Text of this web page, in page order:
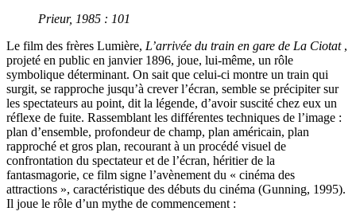
Prieur, 1985 : 101
Le film des frères Lumière, L’arrivée du train en gare de La Ciotat,
projeté en public en janvier 1896, joue, lui-même, un rôle
symbolique déterminant. On sait que celui-ci montre un train qui
surgit, se rapproche jusqu’à crever l’écran, semble se précipiter sur
les spectateurs au point, dit la légende, d’avoir suscité chez eux un
réflexe de fuite. Rassemblant les différentes techniques de l’image :
plan d’ensemble, profondeur de champ, plan américain, plan
rapproché et gros plan, recourant à un procédé visuel de
confrontation du spectateur et de l’écran, héritier de la
fantasmagorie, ce film signe l’avènement du « cinéma des
attractions », caractéristique des débuts du cinéma (Gunning, 1995).
Il joue le rôle d’un mythe de commencement :